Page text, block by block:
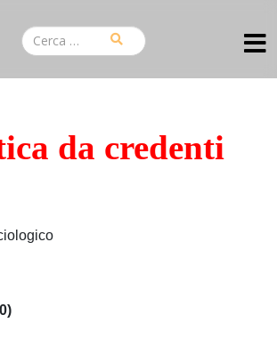
da credenti